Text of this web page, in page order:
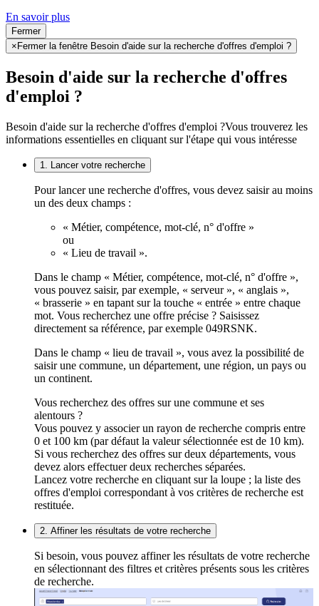
En savoir plus
Fermer
× Fermer la fenêtre Besoin d'aide sur la recherche d'offres d'emploi ?
Besoin d'aide sur la recherche d'offres
d'emploi ?
Besoin d'aide sur la recherche d'offres d'emploi ?Vous trouverez les
informations essentielles en cliquant sur l'étape qui vous intéresse
1. Lancer votre recherche
Pour lancer une recherche d'offres, vous devez saisir au moins
un des deux champs :
« Métier, compétence, mot-clé, n° d'offre »
ou
« Lieu de travail ».
Dans le champ « Métier, compétence, mot-clé, n° d'offre »,
vous pouvez saisir, par exemple, « serveur », « anglais »,
« brasserie » en tapant sur la touche « entrée » entre chaque
mot. Vous recherchez une offre précise ? Saisissez
directement sa référence, par exemple 049RSNK.
Dans le champ « lieu de travail », vous avez la possibilité de
saisir une commune, un département, une région, un pays ou
un continent.
Vous recherchez des offres sur une commune et ses
alentours ?
Vous pouvez y associer un rayon de recherche compris entre
0 et 100 km (par défaut la valeur sélectionnée est de 10 km).
Si vous recherchez des offres sur deux départements, vous
devez alors effectuer deux recherches séparées.
Lancez votre recherche en cliquant sur la loupe ; la liste des
offres d'emploi correspondant à vos critères de recherche est
restituée.
2. Affiner les résultats de votre recherche
Si besoin, vous pouvez affiner les résultats de votre recherche
en sélectionnant des filtres et critères présents sous les critères
de recherche.